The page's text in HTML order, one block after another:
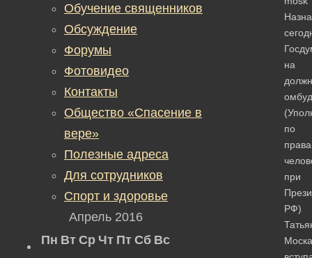
на
по
при
РФ)
Обучение священников
Обсуждение
Форумы
Фотовидео
Контакты
Общество «Спасение в
вере»
Полезные адреса
Для сотрудников
Спорт и здоровье
Апрель 2016
Пн Вт Ср Чт Пт Сб Вс